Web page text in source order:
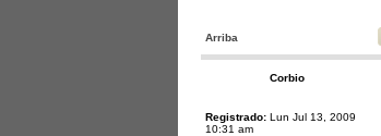
Arriba
Corbio
Registrado: Lun Jul 13, 2009
10:31 am